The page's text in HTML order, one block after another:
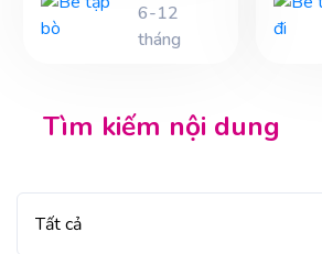
6-12
tháng
Tìm kiếm nội dung